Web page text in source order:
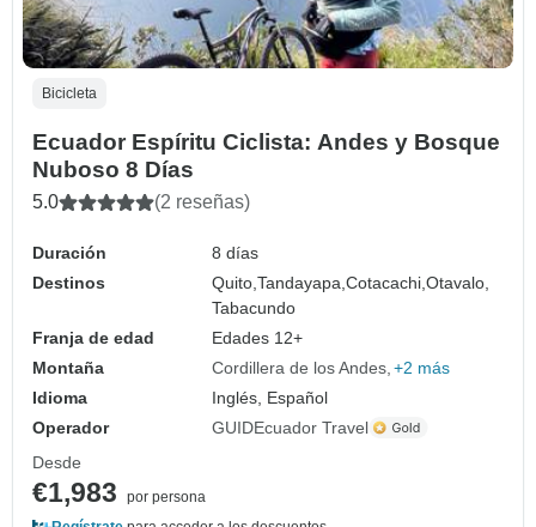
Bicicleta
Ecuador Espíritu Ciclista: Andes y Bosque
Nuboso 8 Días
5.0 (2 reseñas)
Duración
8 días
Destinos
Quito,Tandayapa,Cotacachi,Otavalo,
Tabacundo
Franja de edad
Edades 12+
Montaña
Cordillera de los Andes +2 más
Idioma
Inglés, Español
Operador
GUIDEcuador Travel
Desde
€1,983
por persona